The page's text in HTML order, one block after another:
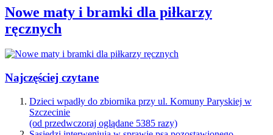
Nowe maty i bramki dla piłkarzy
ręcznych
Najczęściej czytane
Dzieci wpadły do zbiornika przy ul. Komuny Paryskiej w
Szczecinie
(od przedwczoraj oglądane 5385 razy)